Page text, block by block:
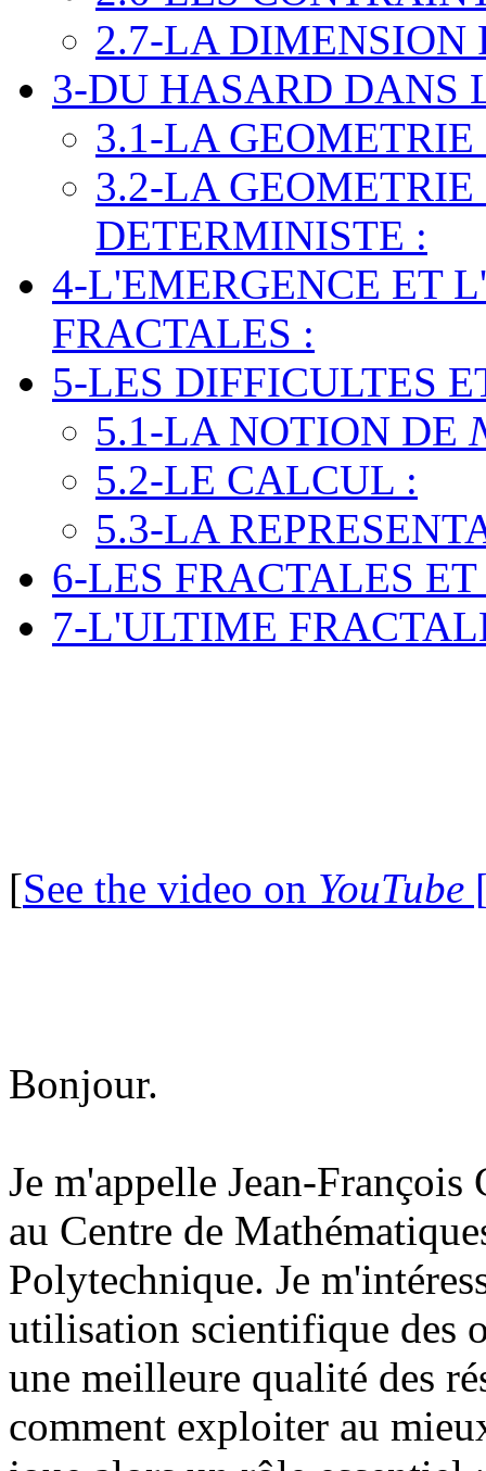
2.7-LA DIMENSION
3-DU HASARD DANS
3.1-LA
3.2-LA
DETERMINISTE :
4-L'EMERGENCE ET
FRACTALES :
5-LES DIFFICULTES
5.1-LA NOTION DE
5.2-LE CALCUL :
5.3-LA
6-LES FRACTALES
7-L'ULTIME
[See the video on YouTube
Bonjour.
Je m'appelle Jean-
au Centre de
Polytechnique. Je
utilisation scientifique des
une meilleure qualité des
comment exploiter au